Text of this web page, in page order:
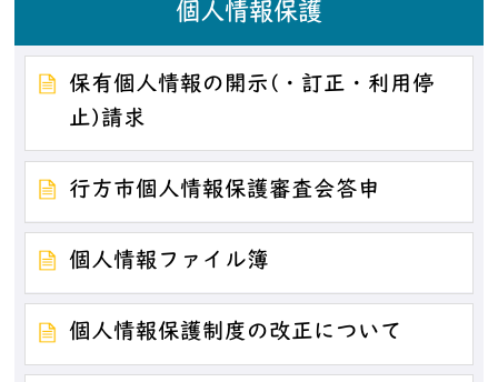
個人情報保護
保有個人情報の開示(・訂正・利用停
止)請求
行方市個人情報保護審査会答申
個人情報ファイル簿
個人情報保護制度の改正について